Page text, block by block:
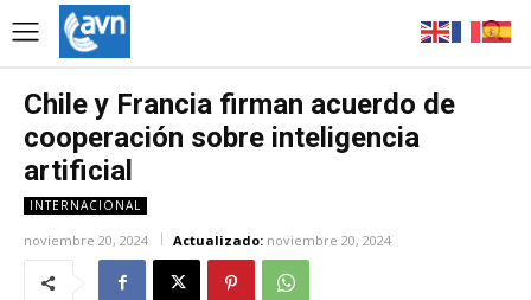
Chile y Francia firman acuerdo de
cooperación sobre inteligencia
artificial
INTERNACIONAL
noviembre 20, 2024 Actualizado: noviembre 20, 2024